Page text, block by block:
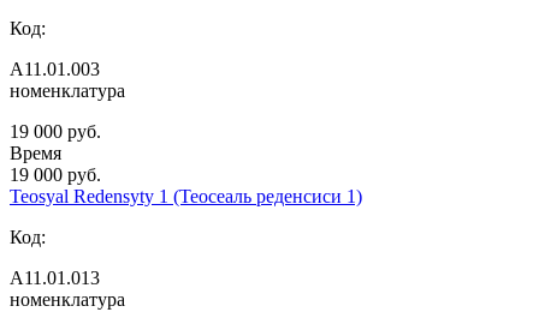
Код:
А11.01.003
номенклатура
19 000 руб.
Время
19 000 руб.
Teosyal Redensyty 1 (Теосеаль реденсиси 1)
Код:
А11.01.013
номенклатура